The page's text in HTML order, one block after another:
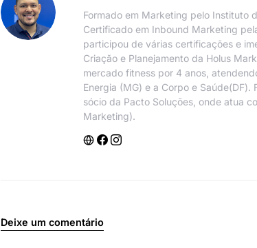
Formado em Marketing pelo Instituto
Certificado em Inbound Marketing
participou de várias certificações e
Criação e Planejamento da Holus
mercado fitness por 4 anos,
Energia (MG) e a Corpo e
sócio da Pacto Soluções, onde atua
Marketing).
Deixe um comentário